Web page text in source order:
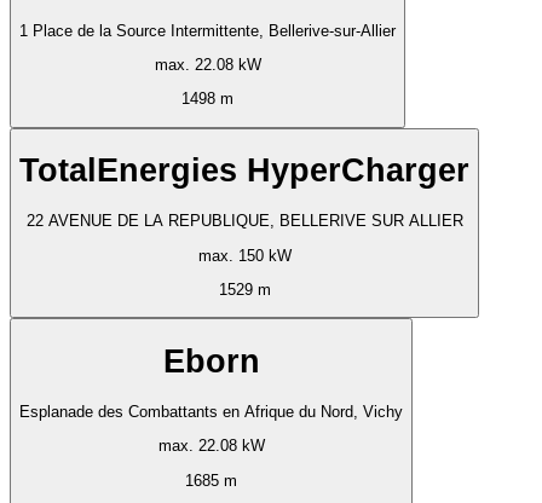
1 Place de la Source Intermittente, Bellerive-sur-Allier
max. 22.08 kW
1498 m
TotalEnergies HyperCharger
22 AVENUE DE LA REPUBLIQUE, BELLERIVE SUR ALLIER
max. 150 kW
1529 m
Eborn
Esplanade des Combattants en Afrique du Nord, Vichy
max. 22.08 kW
1685 m